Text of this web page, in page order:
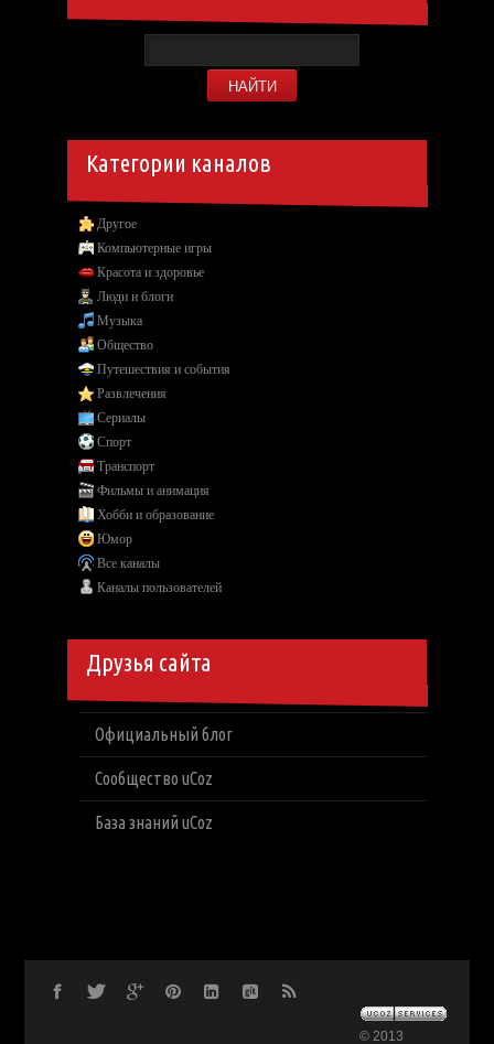
Категории каналов
Другое
Компьютерные игры
Красота и здоровье
Люди и блоги
Музыка
Общество
Путешествия и события
Развлечения
Сериалы
Спорт
Транспорт
Фильмы и анимация
Хобби и образование
Юмор
Все каналы
Каналы пользователей
Друзья сайта
Официальный блог
Сообщество uCoz
База знаний uCoz
© 2013